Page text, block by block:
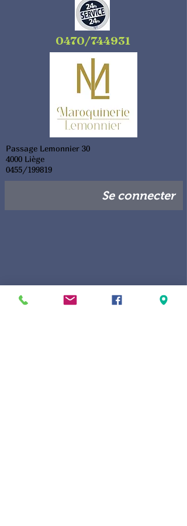
0470/744931
Passage Lemonnier 30
4000 Liège
0455/199819
Se connecter